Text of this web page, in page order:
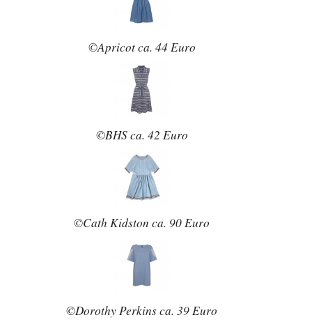
©Apricot ca. 44 Euro
©BHS ca. 42 Euro
©Cath Kidston ca. 90 Euro
©Dorothy Perkins ca. 39 Euro